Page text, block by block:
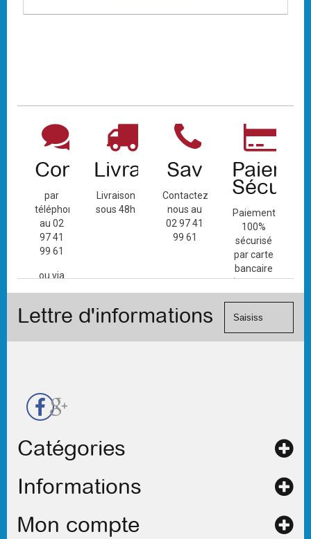
Contact
par
téléphone
au 02
97 41
99 61
ou via
de
Livraison
Livraison
sous 48h
Sav
Contactez-
nous au
02 97 41
99 61
Paiement
100%
sécurisé
par carte
bancaire
(Mastercard,
Visa, ...) et
Lettre d'informations
Catégories
Informations
Mon compte